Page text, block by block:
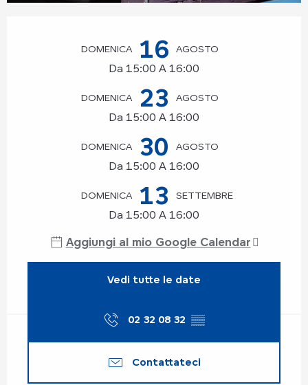
DOMENICA 16 AGOSTO
Da 15:00 A 16:00
DOMENICA 23 AGOSTO
Da 15:00 A 16:00
DOMENICA 30 AGOSTO
Da 15:00 A 16:00
DOMENICA 13 SETTEMBRE
Da 15:00 A 16:00
Aggiungi al mio Google Calendar
Vedi tutte le date
02 32 08 32 ▒▒
Contattateci